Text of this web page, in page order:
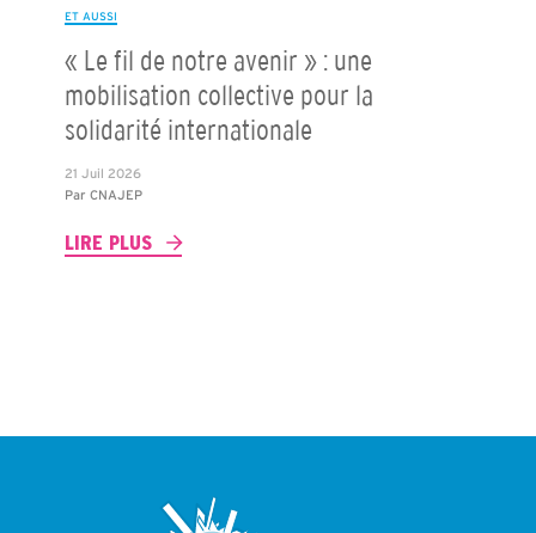
ET AUSSI
« Le fil de notre avenir » : une
mobilisation collective pour la
solidarité internationale
21 Juil 2026
Par CNAJEP
LIRE PLUS